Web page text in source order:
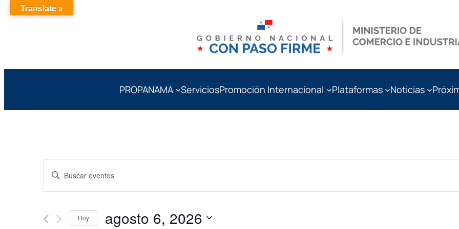
PROPANAMA ServiciosPromoción Internacional Plataformas Noticias
Navegación
de
Introduce
la
clave.
Hoy agosto 6, 2026
Translate »